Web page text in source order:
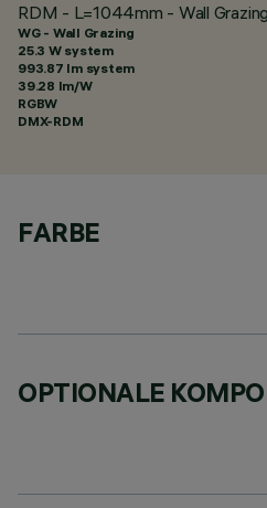
RDM - L=1044mm - Wall
WG - Wall Grazing
25.3 W system
993.87 lm system
39.28 lm/W
RGBW
DMX-RDM
FARBE
OPTIONALE